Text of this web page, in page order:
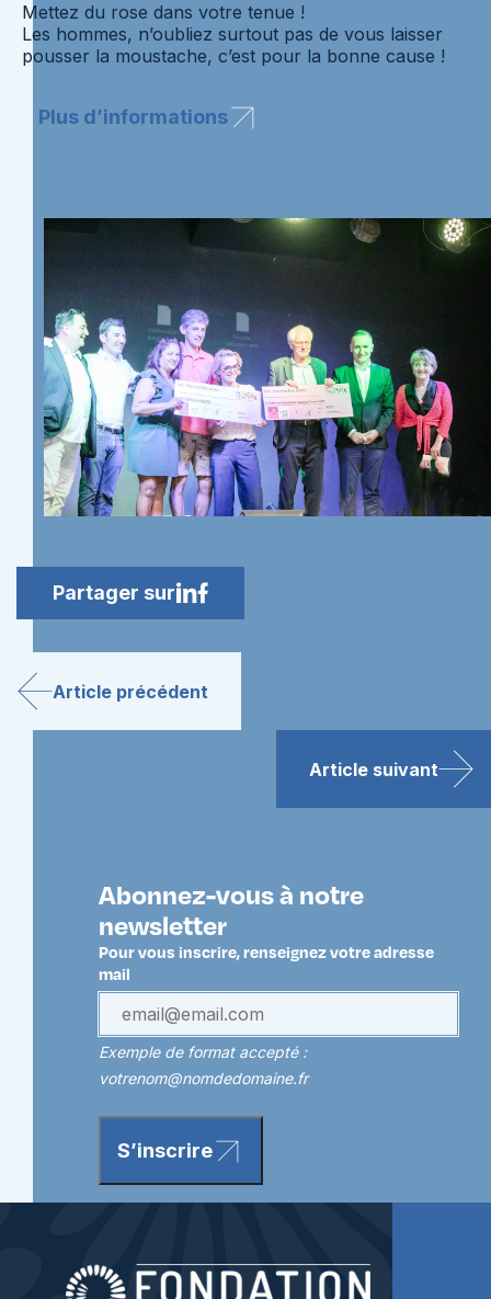
Mettez du rose dans votre tenue !
Les hommes, n’oubliez surtout pas de vous laisser
pousser la moustache, c’est pour la bonne cause !
Plus d’informations
Partager sur
Article précédent
Article suivant
Abonnez-vous à notre
newsletter
Pour vous inscrire, renseignez votre adresse
mail
Exemple de format accepté :
votrenom@nomdedomaine.fr
S’inscrire